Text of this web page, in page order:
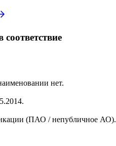
нет.
(ПАО / непубличное АО).